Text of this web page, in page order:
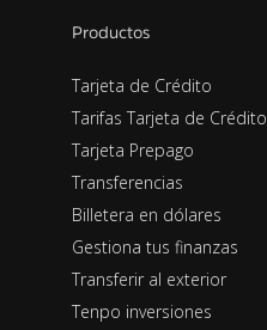
Productos
Tarjeta de Crédito
Tarifas Tarjeta de Crédito
Tarjeta Prepago
Transferencias
Billetera en dólares
Gestiona tus finanzas
Transferir al exterior
Tenpo inversiones